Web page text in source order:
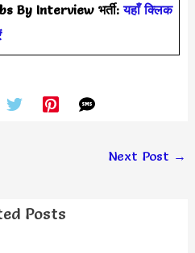
By Interview भर्ती:यहाँ क्लिक
Next Post →
Posts